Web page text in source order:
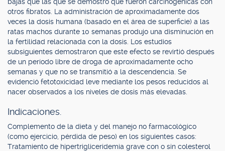
otros fibratos. La administración de aproximadamente dos
veces la dosis humana (basado en el área de superficie) a las
ratas machos durante 10 semanas produjo una disminución en
la fertilidad relacionada con la dosis. Los estudios
subsiguientes demostraron que este efecto se revirtió después
de un período libre de droga de aproximadamente ocho
semanas y que no se transmitió a la descendencia. Se
evidenció fetotoxicidad leve mediante los pesos reducidos al
nacer observados a los niveles de dosis más elevadas.
Indicaciones.
Complemento de la dieta y del manejo no farmacológico
(como ejercicio, pérdida de peso) en los siguientes casos:
Tratamiento de hipertrigliceridemia grave con o sin colesterol